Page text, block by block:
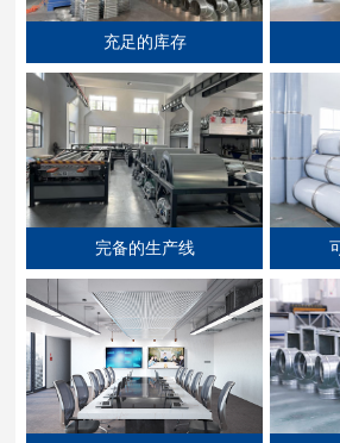
充足的库存
完备的生产线